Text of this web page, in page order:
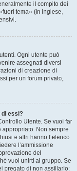
il compito dei
tema» (in inglese,
Ogni utente può
assegnati diversi
di creazione di
per un forum privato,
di essi?
Utente. Se vuoi far
Non sempre
e altri hanno l’elenco
l’ammissione
del
vuoi unirti al gruppo. Se
pregato di non assillarlo: